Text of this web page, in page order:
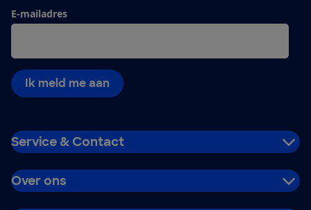
E-mailadres
Ik meld me aan
Service & Contact
Over ons